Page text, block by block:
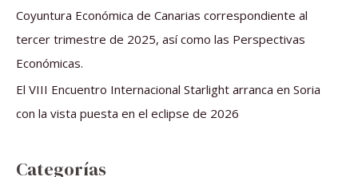
Coyuntura Económica de Canarias correspondiente al
tercer trimestre de 2025, así como las Perspectivas
Económicas.
El VIII Encuentro Internacional Starlight arranca en Soria
con la vista puesta en el eclipse de 2026
Categorías